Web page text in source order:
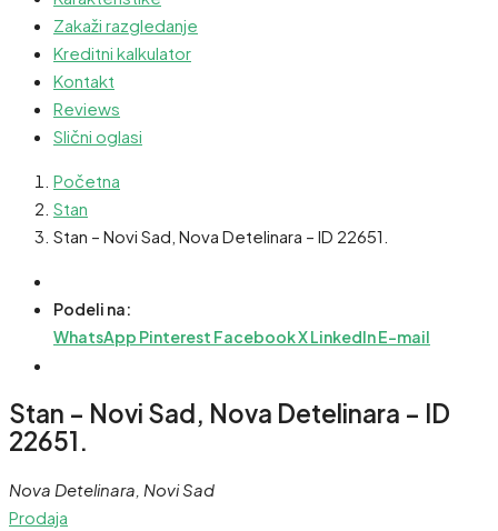
Zakaži razgledanje
Kreditni kalkulator
Kontakt
Reviews
Slični oglasi
Početna
Stan
Stan – Novi Sad, Nova Detelinara – ID 22651.
Podeli na:
WhatsApp Pinterest FacebookXLinkedInE-mail
Stan – Novi Sad, Nova Detelinara – ID
22651.
Nova Detelinara, Novi Sad
Prodaja